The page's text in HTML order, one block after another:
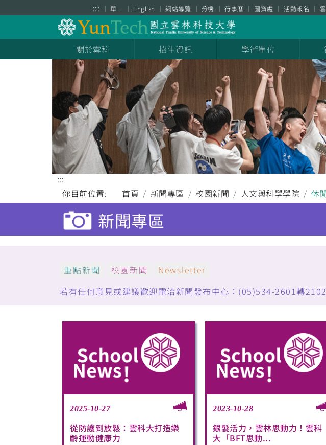
::: 單一 English 網站導覽 分機 行事曆 圖資處 活動報名
關於雲科 招生資訊 學術單位
:::
你目前位置:
首頁 新聞專區 校園新聞 人文與科學學院 休
新聞專區
重點新聞 校園新聞
Newsletter
若有任何意見或建議歡迎電洽新聞發布中心：(05)534-2601轉
2025-10-27
從防護到放鬆：雲科大打造樂
齡運動健康力
2023-10-28
銀髮活力，雲林思動力！雲科
大「BFT思動...